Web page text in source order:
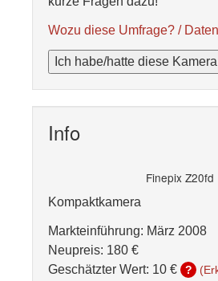
Wozu diese Umfrage? /
Ich habe/hatte diese Kamera
Info
Finepix Z20fd
Kompaktkamera
Markteinführung: März 2008
Neupreis: 180 €
Geschätzter Wert: 10 € ?